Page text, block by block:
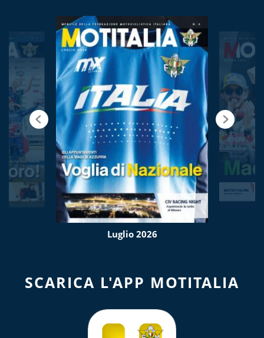
Luglio 2026
SCARICA L'APP MOTITALIA